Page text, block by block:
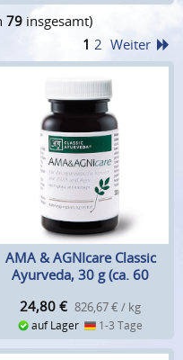
79 insgesamt)
1 2 Weiter
AMA & AGNIcare Classic
Ayurveda, 30 g (ca. 60
24,80 € 826,67 € / kg
auf Lager 1-3 Tage